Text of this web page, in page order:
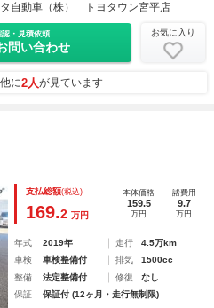
自動車（株） トヨタウン宮平店
認・見積依頼
問い合わせ
お気に入り
に2人が見ています
支払総額(税込)
169.2 万円
本体価格
159.5
万円
諸費用
9.7
万円
年式 2019年 走行
4.5万km
車検
車検整備付 排気
1500cc
整備
法定整備付 修復
なし
保証
保証付 (12ヶ月・走行無制限)